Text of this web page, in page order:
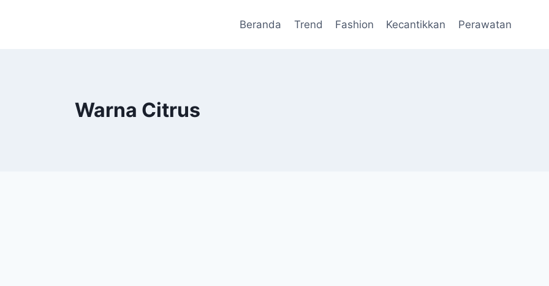
Beranda Trend Fashion Kecantikkan Perawatan
Warna Citrus